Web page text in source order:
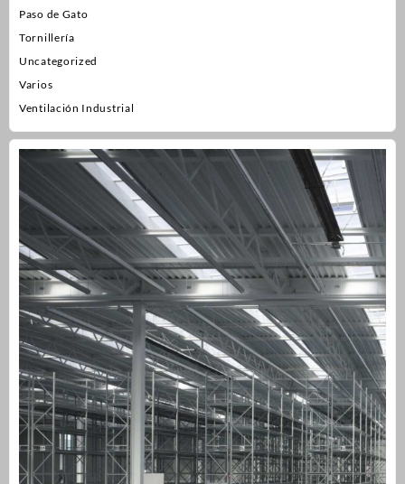
Paso de Gato
Tornillería
Uncategorized
Varios
Ventilación Industrial